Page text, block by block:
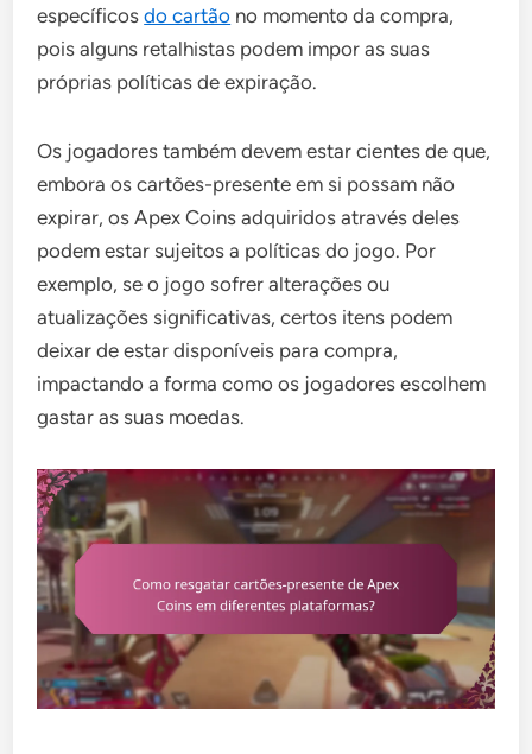
específicosdo cartão no momento da compra,
pois alguns retalhistas podem impor as suas
próprias políticas de expiração.
Os jogadores também devem estar cientes de que,
embora os cartões-presente em si possam não
expirar, os Apex Coins adquiridos através deles
podem estar sujeitos a políticas do jogo. Por
exemplo, se o jogo sofrer alterações ou
atualizações significativas, certos itens podem
deixar de estar disponíveis para compra,
impactando a forma como os jogadores escolhem
gastar as suas moedas.